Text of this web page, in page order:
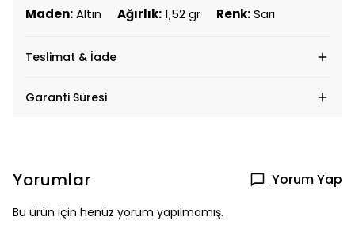
Maden:Altın Ağırlık:1,52 gr Renk:Sarı
Teslimat & İade
Garanti Süresi
Yorumlar Yorum Yap
Bu ürün için henüz yorum yapılmamış.